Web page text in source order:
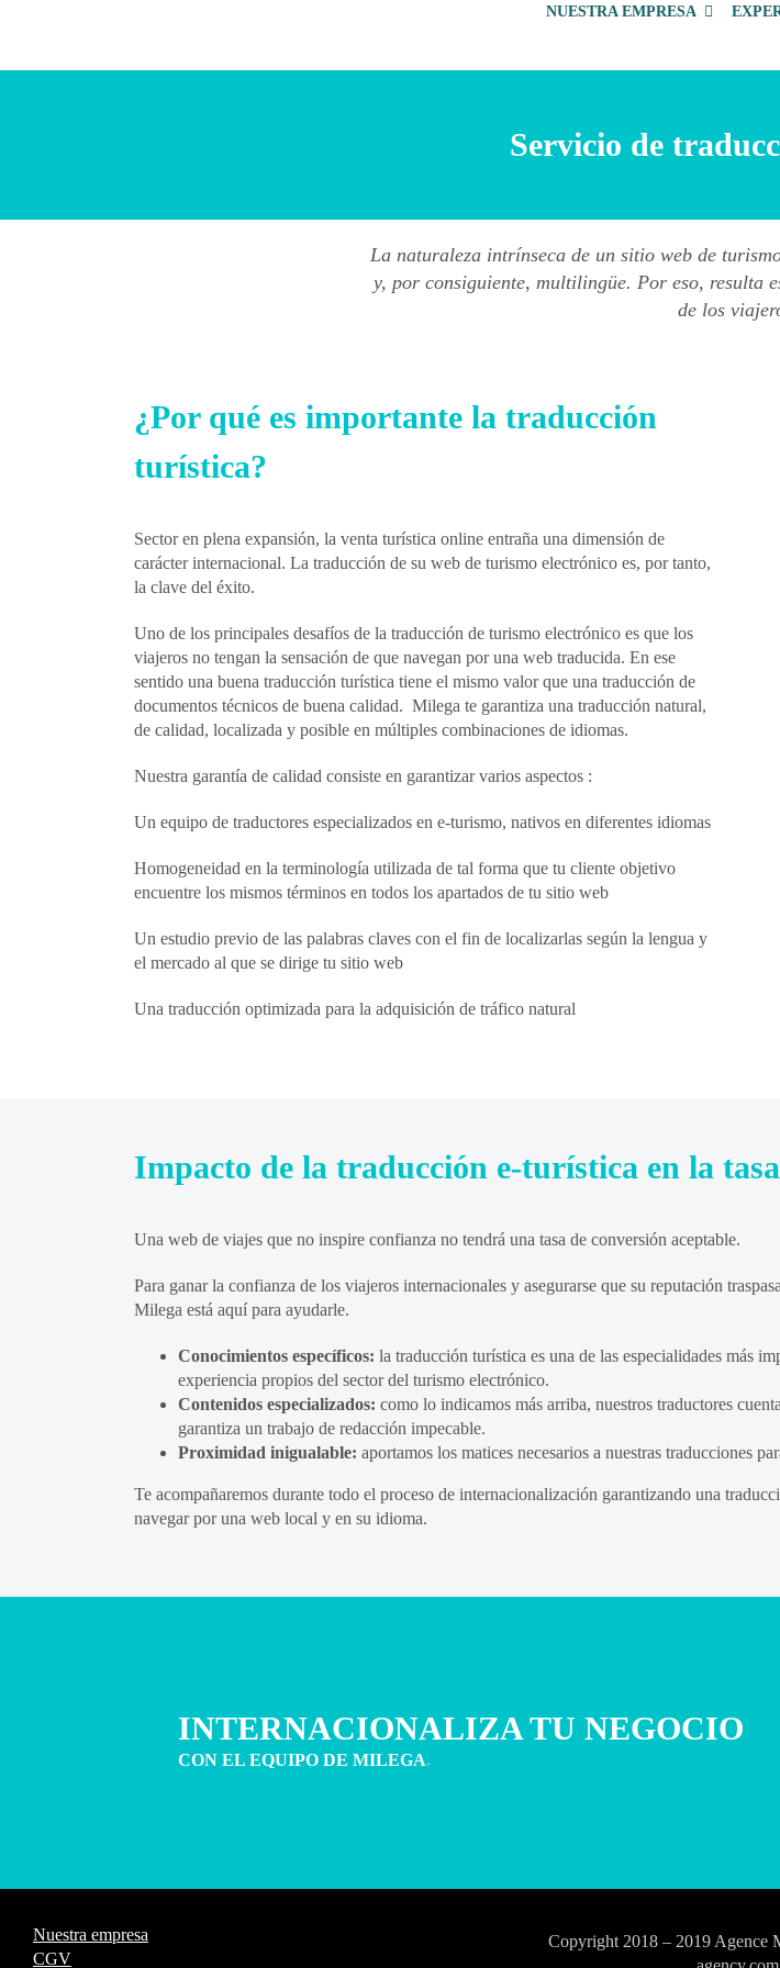
NUESTRA EMPRESA
Servicio de
La naturaleza intrínseca de un sitio web de
y, por consiguiente, multilingüe. Por eso, resulta
de los
¿Por qué es importante la traducción
turística?
Sector en plena expansión, la venta turística online entraña una dimensión de
carácter internacional. La traducción de su web de turismo electrónico es, por tanto,
la clave del éxito.
Uno de los principales desafíos de la traducción de turismo electrónico es que los
viajeros no tengan la sensación de que navegan por una web traducida. En ese
sentido una buena traducción turística tiene el mismo valor que una traducción de
documentos técnicos de buena calidad. Milega te garantiza una traducción natural,
de calidad, localizada y posible en múltiples combinaciones de idiomas.
Nuestra garantía de calidad consiste en garantizar varios aspectos :
Un equipo de traductores especializados en e-turismo, nativos en diferentes idiomas
Homogeneidad en la terminología utilizada de tal forma que tu cliente objetivo
encuentre los mismos términos en todos los apartados de tu sitio web
Un estudio previo de las palabras claves con el fin de localizarlas según la lengua y
el mercado al que se dirige tu sitio web
Una traducción optimizada para la adquisición de tráfico natural
Impacto de la traducción e-turística en la
Una web de viajes que no inspire confianza no tendrá una tasa de conversión aceptable.
Para ganar la confianza de los viajeros internacionales y asegurarse que su reputación
Milega está aquí para ayudarle.
Conocimientos específicos: la traducción turística es una de las especialidades más
experiencia propios del sector del turismo electrónico.
Contenidos especializados: como lo indicamos más arriba, nuestros traductores
garantiza un trabajo de redacción impecable.
Proximidad inigualable: aportamos los matices necesarios a nuestras traducciones
Te acompañaremos durante todo el proceso de internacionalización garantizando una
navegar por una web local y en su idioma.
INTERNACIONALIZA TU NEGOCIO
CON EL EQUIPO DE MILEGA.
Nuestra empresa
CGV
Copyright 2018 – 2019 Agence